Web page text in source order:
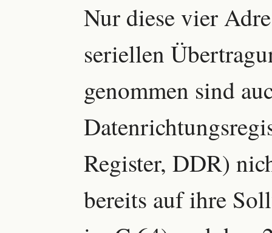
Nur diese vier
seriellen
genommen sind
Register, DDR)
bereits auf ihre